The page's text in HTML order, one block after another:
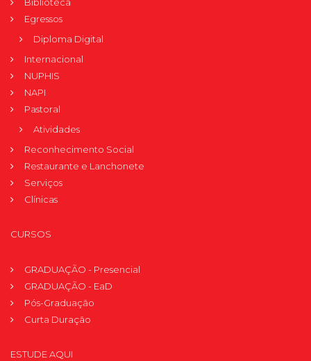
Egressos
Diploma Digital
Internacional
NUPHIS
NAPI
Pastoral
Atividades
Reconhecimento Social
Restaurante e Lanchonete
Serviços
Clínicas
CURSOS
GRADUAÇÃO - Presencial
GRADUAÇÃO - EaD
Pós-Graduação
Curta Duração
ESTUDE AQUI